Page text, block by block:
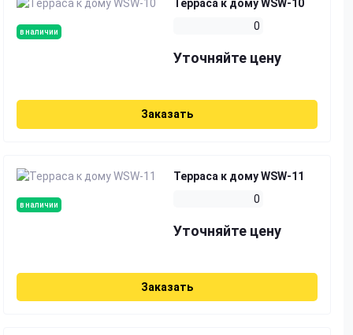
в наличии
Терраса к дому WSW-10
0
Уточняйте цену
Заказать
в наличии
Терраса к дому WSW-11
0
Уточняйте цену
Заказать